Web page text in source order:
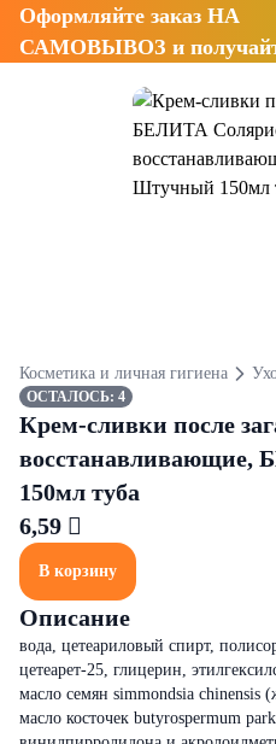
Оформляйте заказ НА
САМОВЫВОЗ и
Косметика и личная гигиена
ОСТАЛОСЬ: 4
Крем-сливки после
150мл туба
6,59 
В корзину
Описание
вода, цетеариловый спирт,
цетеарет-25, глицерин,
масло семян simmondsia chinensis
масло косточек butyrospermum